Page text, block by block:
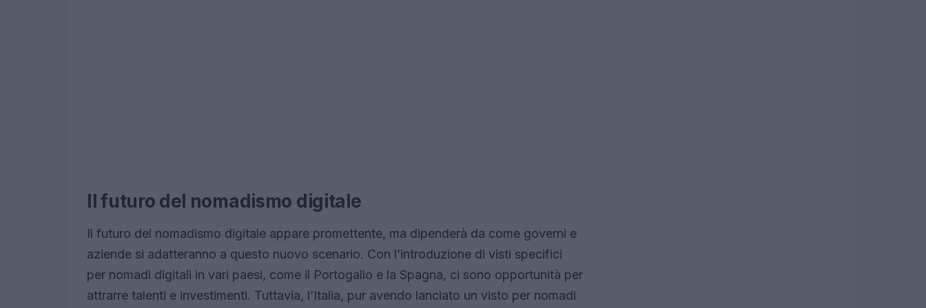
Il futuro del nomadismo digitale
Il futuro del nomadismo digitale appare promettente, ma dipenderà da come governi e
aziende si adatteranno a questo nuovo scenario. Con l’introduzione di visti specifici
per nomadi digitali in vari paesi, come il Portogallo e la Spagna, ci sono opportunità per
attrarre talenti e investimenti. Tuttavia, l’Italia, pur avendo lanciato un visto per nomadi